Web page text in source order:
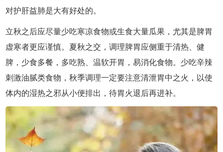
对护肝益肺是大有好处的。
立秋之后应尽量少吃寒凉食物或生食大量瓜果，尤其是脾胃
虚寒者更应谨慎。夏秋之交，调理脾胃应侧重于清热、健
脾，少食多餐，多吃熟、温软开胃，易消化食物。少吃辛辣
刺激油腻类食物，秋季调理一定要注意清泄胃中之火，以使
体内的湿热之邪从小便排出，待胃火退后再进补。